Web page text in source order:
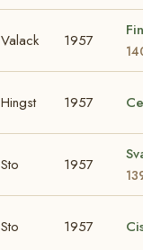
Valack 1957
Hingst 1957
Sto 1957
Sto 1957